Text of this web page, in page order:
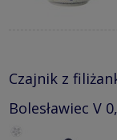
Czajnik z
Bolesławiec V